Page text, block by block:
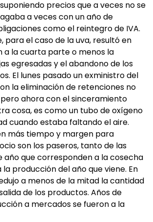
precios que a veces no se
a veces con un año de
como el reintegro de IVA.
para el caso de la uva, resultó en
a la cuarta parte o menos la
egresadas y el abandono de los
El lunes pasado un exministro del
la eliminación de retenciones no
pero ahora con el sinceramiento
cosa, es como un tubo de oxígeno
cuando estaba faltando el aire.
más tiempo y margen para
son los paseros, tanto de las
año que corresponden a la cosecha
producción del año que viene. En
a menos de la mitad la cantidad
de los productos. Años de
a mercados se fueron a la